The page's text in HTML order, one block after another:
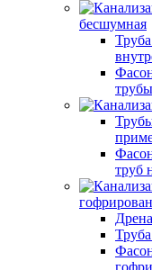
бесшумная
труб